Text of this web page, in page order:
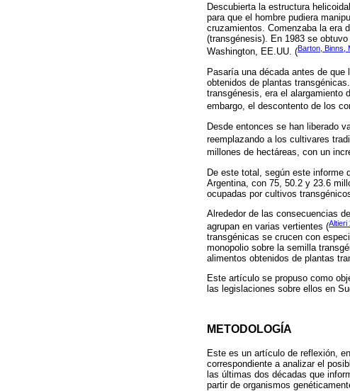
Descubierta la estructura
para que el hombre pudiera
cruzamientos. Comenzaba la era
(transgénesis). En 1983 se
Washington, EE.UU. (Barton, Binns,
Pasaría una década antes de
obtenidos de plantas
transgénesis, era el alargamiento
embargo, el descontento de los
Desde entonces se han liberado
reemplazando a los cultivares
millones de hectáreas, con un
De este total, según este informe
Argentina, con 75, 50.2 y 23.6
ocupadas por cultivos
Alrededor de las consecuencias
agrupan en varias vertientes (Altieri
transgénicas se crucen con
monopolio sobre la semilla
alimentos obtenidos de plantas
Este artículo se propuso como
las legislaciones sobre ellos en
METODOLOGÍA
Este es un artículo de reflexión,
correspondiente a analizar el
las últimas dos décadas que
partir de organismos